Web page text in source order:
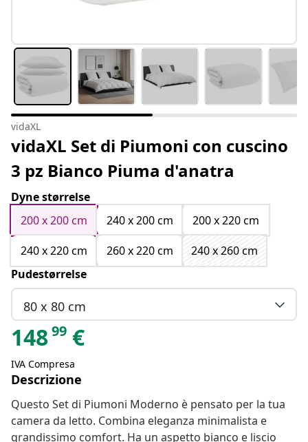
vidaXL
vidaXL Set di Piumoni con cuscino
3 pz Bianco Piuma d'anatra
Dyne størrelse
200 x 200 cm
240 x 200 cm
200 x 220 cm
240 x 220 cm
260 x 220 cm
240 x 260 cm
Pudestørrelse
80 x 80 cm
14899 €
IVA Compresa
Descrizione
Questo Set di Piumoni Moderno è pensato per la tua
camera da letto. Combina eleganza minimalista e
grandissimo comfort. Ha un aspetto bianco e liscio